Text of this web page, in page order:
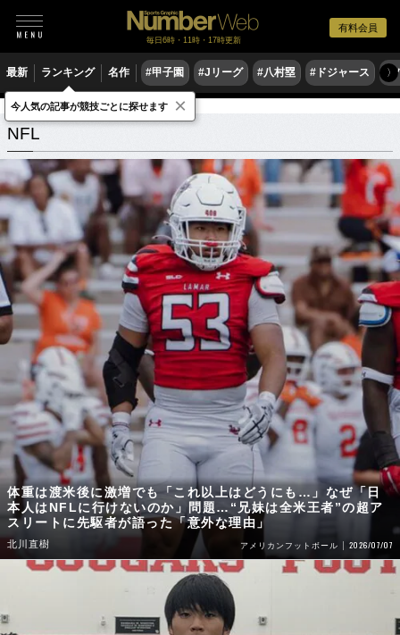
有料会員
毎日6時・11時・17時更新
最新 ランキング 名作 #甲子園 #Jリーグ #八村塁 #ドジャース #
〉
NFL 関連記事
NFL
体重は渡米後に激増でも「これ以上はどうにも…」なぜ「日
本人はNFLに行けないのか」問題…“兄妹は全米王者”の超ア
スリートに先駆者が語った「意外な理由」
北川直樹 アメリカンフットボール 2026/07/07
今人気の記事が競技ごとに探せます ×